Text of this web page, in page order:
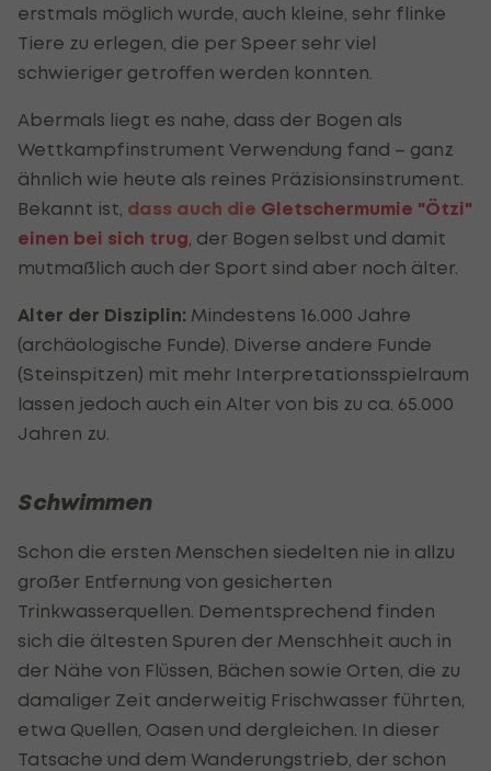
erstmals möglich wurde, auch kleine, sehr flinke
Tiere zu erlegen, die per Speer sehr viel
schwieriger getroffen werden konnten.
Abermals liegt es nahe, dass der Bogen als
Wettkampfinstrument Verwendung fand – ganz
ähnlich wie heute als reines Präzisionsinstrument.
Bekannt ist, dass auch die Gletschermumie "Ötzi"
einen bei sich trug , der Bogen selbst und damit
mutmaßlich auch der Sport sind aber noch älter.
Alter der Disziplin: Mindestens 16.000 Jahre
(archäologische Funde). Diverse andere Funde
(Steinspitzen) mit mehr Interpretationsspielraum
lassen jedoch auch ein Alter von bis zu ca. 65.000
Jahren zu.
Schwimmen
Schon die ersten Menschen siedelten nie in allzu
großer Entfernung von gesicherten
Trinkwasserquellen. Dementsprechend finden
sich die ältesten Spuren der Menschheit auch in
der Nähe von Flüssen, Bächen sowie Orten, die zu
damaliger Zeit anderweitig Frischwasser führten,
etwa Quellen, Oasen und dergleichen. In dieser
Tatsache und dem Wanderungstrieb, der schon